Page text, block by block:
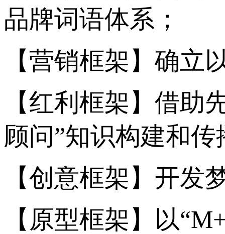
品牌词语体系；
【营销框架】确立
【红利框架】借助
顾问”知识构建和
【创意框架】开发
【原型框架】以